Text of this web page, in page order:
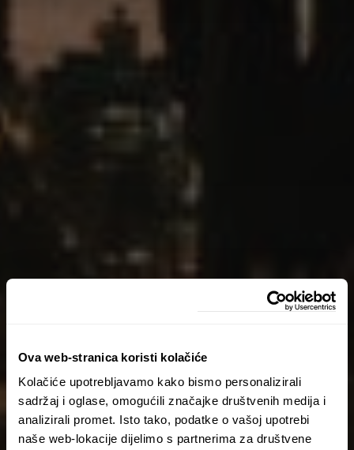
Ova web-stranica koristi kolačiće
Kolačiće upotrebljavamo kako bismo personalizirali
sadržaj i oglase, omogućili značajke društvenih medija i
analizirali promet. Isto tako, podatke o vašoj upotrebi
naše web-lokacije dijelimo s partnerima za društvene